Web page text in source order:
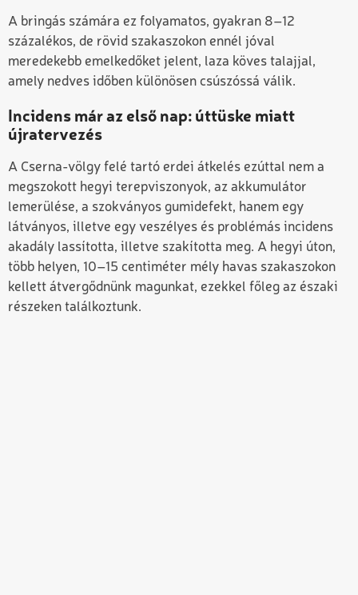
A bringás számára ez folyamatos, gyakran 8–12
százalékos, de rövid szakaszokon ennél jóval
meredekebb emelkedőket jelent, laza köves talajjal,
amely nedves időben különösen csúszóssá válik.
Incidens már az első nap: úttüske miatt
újratervezés
A Cserna-völgy felé tartó erdei átkelés ezúttal nem a
megszokott hegyi terepviszonyok, az akkumulátor
lemerülése, a szokványos gumidefekt, hanem egy
látványos, illetve egy veszélyes és problémás incidens
akadály lassította, illetve szakította meg. A hegyi úton,
több helyen, 10–15 centiméter mély havas szakaszokon
kellett átvergődnünk magunkat, ezekkel főleg az északi
részeken találkoztunk.